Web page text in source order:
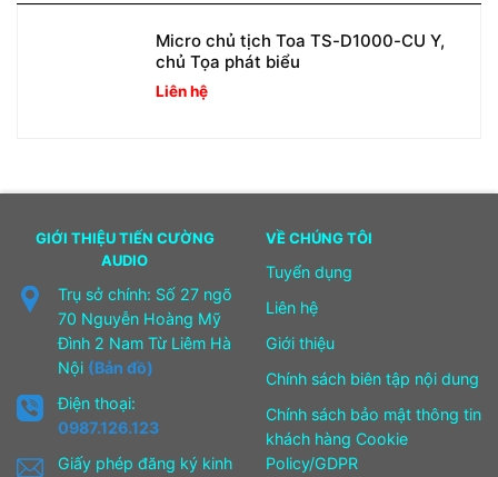
Micro chủ tịch Toa TS-D1000-CU Y,
chủ Tọa phát biểu
Liên hệ
GIỚI THIỆU TIẾN CƯỜNG
AUDIO
Trụ sở chính: Số 27 ngõ
70 Nguyễn Hoàng Mỹ
Đình 2 Nam Từ Liêm Hà
Nội (Bản đồ)
Điện thoại:
0987.126.123
Giấy phép đăng ký kinh
VỀ CHÚNG TÔI
Tuyển dụng
Liên hệ
Giới thiệu
Chính sách biên tập nội dung
Chính sách bảo mật thông tin
khách hàng Cookie
Policy/GDPR